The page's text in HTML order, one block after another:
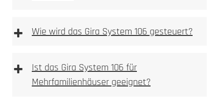
Gegensprechfunktion über die DoorBird App
Ideal für den Einsatz in kleineren Haushalten
entfernen.
Montageschale befestigen.
Montageschale wieder montieren und
+ Wie wird das Gira System 106 gesteuert?
+
Ist das Gira System 106 für
Mehrfamilienhäuser geeignet?